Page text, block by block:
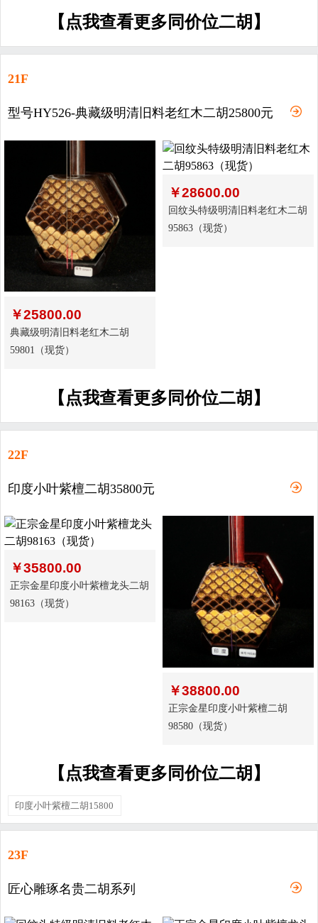
【点我查看更多同价位二胡】
21F
型号HY526-典藏级明清旧料老红木二胡25800元
￥25800.00
典藏级明清旧料老红木二胡
59801（现货）
￥28600.00
回纹头特级明清旧料老红木二胡
95863（现货）
【点我查看更多同价位二胡】
22F
印度小叶紫檀二胡35800元
￥35800.00
正宗金星印度小叶紫檀龙头二胡
98163（现货）
￥38800.00
正宗金星印度小叶紫檀二胡
98580（现货）
【点我查看更多同价位二胡】
印度小叶紫檀二胡15800
23F
匠心雕琢名贵二胡系列